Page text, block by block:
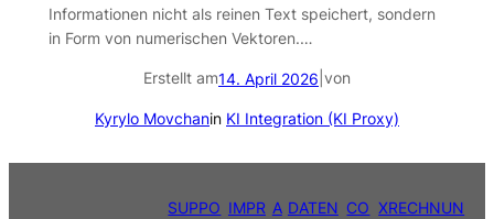
Informationen nicht als reinen Text speichert, sondern
in Form von numerischen Vektoren.…
Erstellt am14. April 2026 von
Kyrylo Movchanin KI Integration (KI Proxy)
SUPPO IMPR A DATEN CO XRECHNUN